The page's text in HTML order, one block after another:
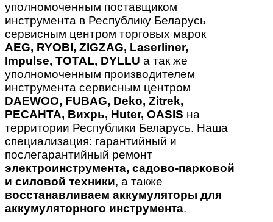
уполномоченным поставщиком
инструмента в Республику Беларусь
сервисным центром торговых марок
AEG, RYOBI, ZIGZAG, Laserliner,
Impulse, TOTAL, DYLLU а так же
уполномоченным производителем
инструмента сервисным центром
DAEWOO, FUBAG, Deko, Zitrek,
РЕСАНТА, Вихрь, Huter, OASIS на
территории Республики Беларусь. Наша
специализация: гарантийный и
послегарантийный ремонт
электроинструмента, садово-парковой
и силовой техники, а также
восстанавливаем аккумуляторы для
аккумуляторного инструмента.